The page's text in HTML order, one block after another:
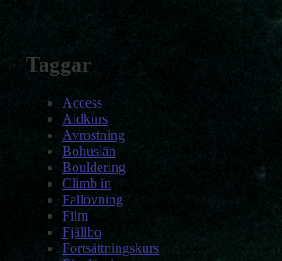
Taggar
Access
Aidkurs
Avrostning
Bohuslän
Bouldering
Climb in
Fallövning
Film
Fjällbo
Fortsättningskurs